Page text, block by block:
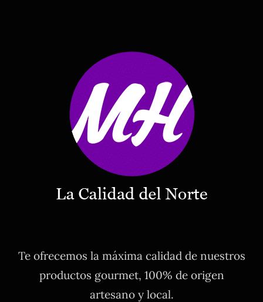
Te ofrecemos la máxima calidad de nuestros
productos gourmet, 100% de origen
artesano y local.